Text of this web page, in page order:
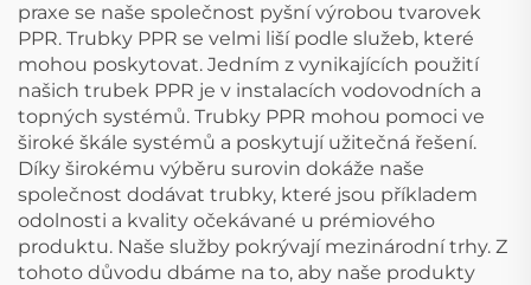
praxe se naše společnost pyšní výrobou tvarovek
PPR. Trubky PPR se velmi liší podle služeb, které
mohou poskytovat. Jedním z vynikajících použití
našich trubek PPR je v instalacích vodovodních a
topných systémů. Trubky PPR mohou pomoci ve
široké škále systémů a poskytují užitečná řešení.
Díky širokému výběru surovin dokáže naše
společnost dodávat trubky, které jsou příkladem
odolnosti a kvality očekávané u prémiového
produktu. Naše služby pokrývají mezinárodní trhy. Z
tohoto důvodu dbáme na to, aby naše produkty